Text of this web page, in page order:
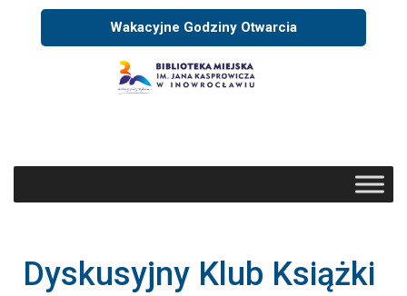
Wakacyjne Godziny Otwarcia
Dyskusyjny Klub Książki